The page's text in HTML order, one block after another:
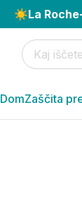
☀️La
DomZaščita